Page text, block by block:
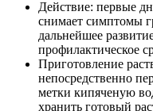
Действие: первые
снимает симптомы
дальнейшее
профилактическое
Приготовление
непосредственно
метки кипяченую
хранить готовый